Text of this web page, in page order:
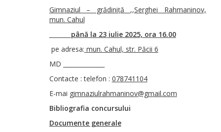
Gimnaziul – grădiniță ,,Serghei Rahmaninov,
mun. Cahul
până la 23iulie2025, ora 16.00
pe adresa: mun. Cahul, str. Păcii 6
MD ______________
Contacte : telefon : 078741104
E-mai gimnaziulrahmaninov@gmail.com
Bibliografia concursului
Documente generale